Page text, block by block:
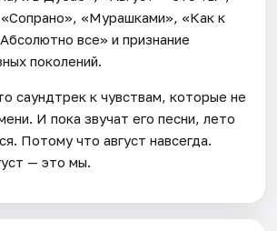
«Мурашками», «Как к
все» и признание
поколений.
саундтрек к чувствам, которые не
И пока звучат его песни, лето
Потому что август навсегда.
— это мы.